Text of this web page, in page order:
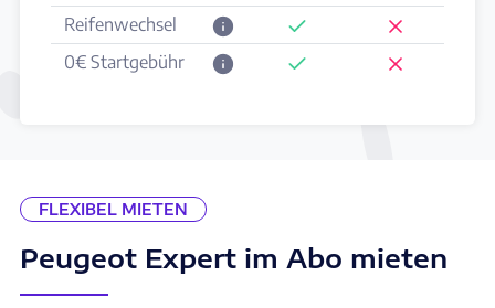
Reifenwechsel
0€ Startgebühr
FLEXIBEL MIETEN
Peugeot Expert im Abo mieten